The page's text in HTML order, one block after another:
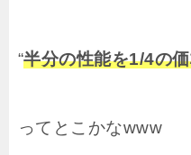
“半分の性能を1/4の
ってとこかなwww